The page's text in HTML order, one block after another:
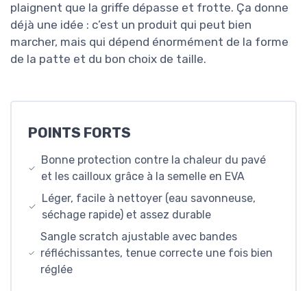
plaignent que la griffe dépasse et frotte. Ça donne
déjà une idée : c’est un produit qui peut bien
marcher, mais qui dépend énormément de la forme
de la patte et du bon choix de taille.
POINTS FORTS
Bonne protection contre la chaleur du pavé
et les cailloux grâce à la semelle en EVA
Léger, facile à nettoyer (eau savonneuse,
séchage rapide) et assez durable
Sangle scratch ajustable avec bandes
réfléchissantes, tenue correcte une fois bien
réglée